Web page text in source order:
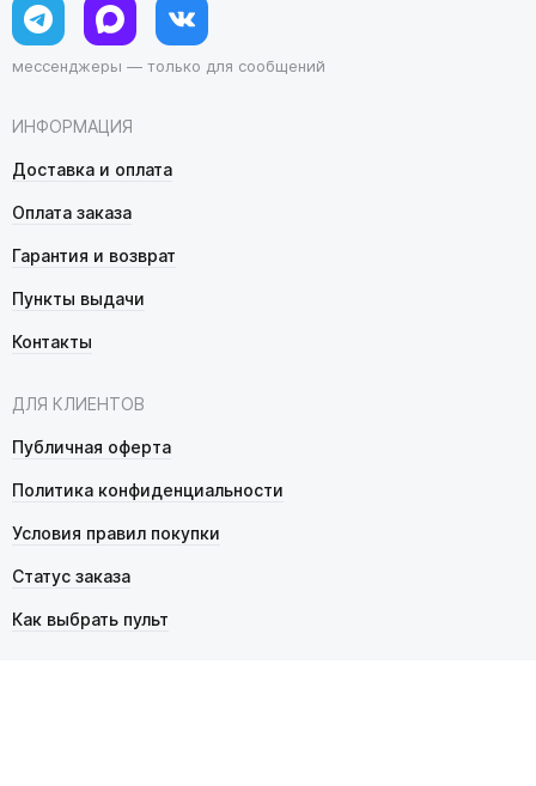
ИНФОРМАЦИЯ
Доставка и оплата
Оплата заказа
Гарантия и возврат
Пункты выдачи
Контакты
ДЛЯ КЛИЕНТОВ
Публичная оферта
Политика конфиденциальности
Условия правил покупки
Статус заказа
Как выбрать пульт
мессенджеры — только для сообщений